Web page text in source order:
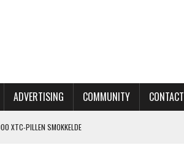
ADVERTISING COMMUNITY CONTACT
XTC-PILLEN SMOKKELDE